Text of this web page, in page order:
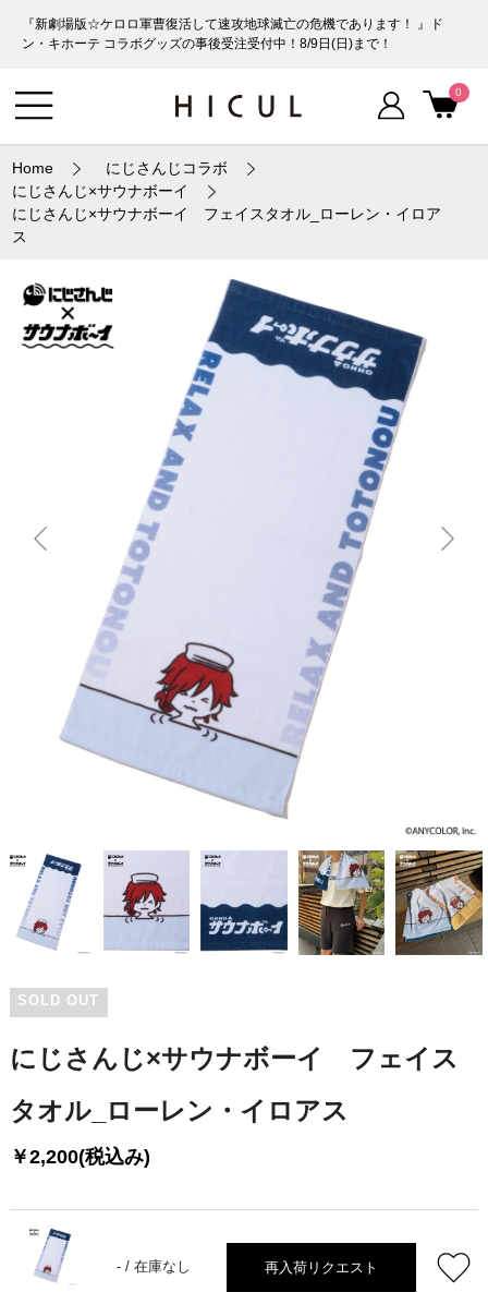
『新劇場版☆ケロロ軍曹復活して速攻地球滅亡の危機であります！ 』ド
ン・キホーテ コラボグッズの事後受注受付中！8/9日(日)まで！
0
Home
にじさんじコラボ
にじさんじ×サウナボーイ
にじさんじ×サウナボーイ フェイスタオル_ローレン・イロア
ス
SOLD OUT
にじさんじ×サウナボーイ フェイス
タオル_ローレン・イロアス
￥2,200(税込み)
- /在庫なし 再入荷リクエスト